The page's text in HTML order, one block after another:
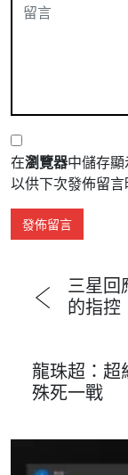
在瀏覽器中儲存
以供下次發佈留言
三星回
的指控
龍珠超：超
殊死一戰